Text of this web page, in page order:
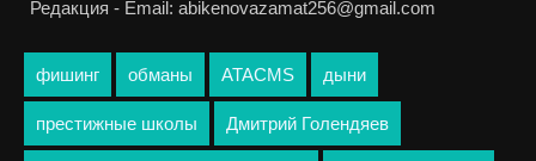
Редакция - Email: abikenovazamat256@gmail.com
фишинг обманы ATACMS дыни
престижные школы Дмитрий Голендяев